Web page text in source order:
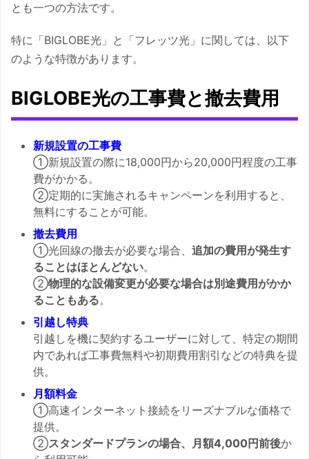
とも一つの方法です。
特に「BIGLOBE光」と「フレッツ光」に関しては、以下
のような特徴があります。
BIGLOBE光の工事費と撤去費用
新規設置の工事費
①新規設置の際に18,000円から20,000円程度の工事
費がかかる。
②定期的に実施されるキャンペーンを利用すると、
無料にすることが可能。
撤去費用
①光回線の撤去が必要な場合、 追加の費用が発生す
ることはほとんどない。
②物理的な設備変更が必要な場合は別途費用がかか
ることもある。
引越し特典
引越しを機に契約するユーザーに対して、特定の期間
内であれば工事費無料や初期費用割引などの特典を提
供。
月額料金
①高速インターネット接続をリーズナブルな価格で
提供。
②スタンダードプランの場合、月額4,000円前後か